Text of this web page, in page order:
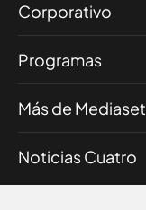
Corporativo
Programas
Más de Mediaset
Noticias Cuatro